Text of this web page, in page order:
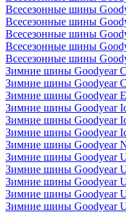
Всесезонные шины
Всесезонные шины
Всесезонные шины
Всесезонные шины
Всесезонные шины
Зимние шины Goodyear
Зимние шины Goodyear
Зимние шины Goodyear
Зимние шины Goodyear
Зимние шины Goodyear
Зимние шины Goodyear
Зимние шины Goodyear
Зимние шины Goodyear
Зимние шины Goodyear
Зимние шины Goodyear
Зимние шины Goodyear
Зимние шины Goodyear